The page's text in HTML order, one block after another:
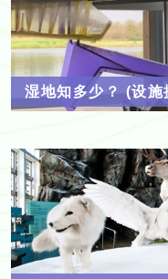
湿地知多少？ (设施